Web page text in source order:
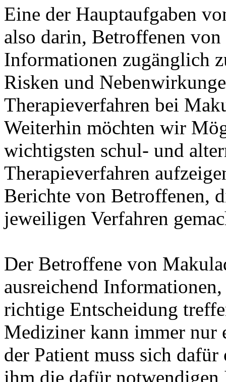
Eine der Hauptaufgaben
also darin, Betroffenen
Informationen zugänglich
Risken und
Therapieverfahren bei
Weiterhin möchten wir
wichtigsten schul- und
Therapieverfahren
Berichte von Betroffenen,
jeweiligen Verfahren
Der Betroffene von
ausreichend
richtige Entscheidung
Mediziner kann immer nur
der Patient muss sich dafür
ihm die dafür